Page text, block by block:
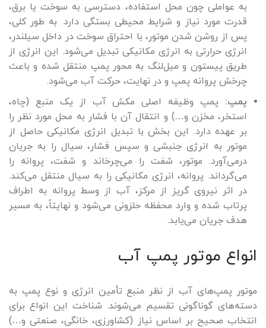
به عواملی چون محل استفاده، دسترسی به سوخت یا برق،
قدرت مورد نیاز و شرایط محیطی بستگی دارد. به طور کلی،
پس از روشن شدن موتور، با احتراق سوخت در داخل سیلندر،
انرژی حرارتی به انرژی مکانیکی تبدیل می‌شود. این انرژی از
طریق پیستون و میل‌لنگ به محور پمپ منتقل شده و باعث
چرخش پروانه پمپ و در نهایت، حرکت آب می‌شود.
پمپ: پمپ وظیفه اصلی مکش آب از یک منبع (چاه،
استخر، مخزن و…) و انتقال آن با فشار به محل مورد نظر را
بر عهده دارد. این بخش با تبدیل انرژی مکانیکی حاصل از
موتور به انرژی جنبشی و سپس فشار، سیال را به جریان
درمی‌آورد. موتور، شفت را می‌چرخاند و شفت، پروانه را
می‌گرداند. پروانه، انرژی مکانیکی را به سیال منتقل می‌کند.
در اثر نیروی گریز از مرکز، آب از وسط پروانه به اطراف
پرتاب شده و وارد محفظه حلزونی می‌شود و نهایتاً، به مسیر
هدف جریان می‌یابد.
انواع موتور پمپ آب
موتور پمپ‌های آب از نظر منبع تأمین انرژی و نوع پمپ به
دسته‌های گوناگونی تقسیم می‌شوند. شناخت این انواع برای
انتخاب صحیح بر اساس نیاز (کشاورزی، خانگی، صنعتی و…)